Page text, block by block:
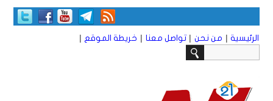
الرئيسية | من نحن | تواصل معنا | خريطة الموقع |